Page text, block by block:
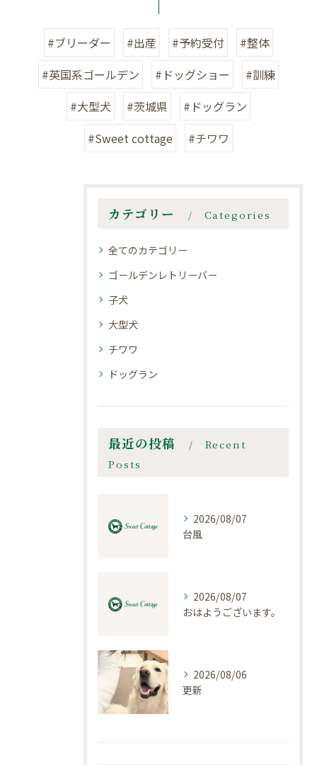
#ブリーダー #出産 #予約受付
#整体
#英国系ゴールデン
#ドッグショー
#訓練
#大型犬
#茨城県
#ドッグラン
#Sweet cottage
#チワワ
カテゴリー Categories
全てのカテゴリー
ゴールデンレトリーバー
子犬
大型犬
チワワ
ドッグラン
最近の投稿
Recent
Posts
2026/08/07
台風
2026/08/07
おはようございます。
2026/08/06
更新